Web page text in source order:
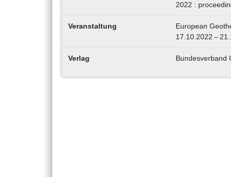
2022 :
Veranstaltung
European
17.10.2022 –
Verlag Bundesverband